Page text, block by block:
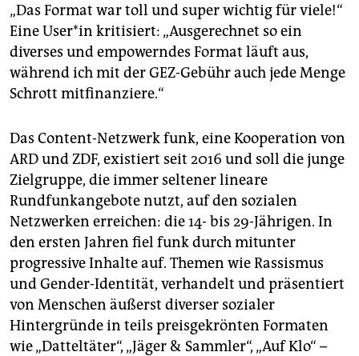
„Das Format war toll und super wichtig für viele!“
Eine User*in kritisiert: „Ausgerechnet so ein
diverses und empowerndes Format läuft aus,
während ich mit der GEZ-Gebühr auch jede Menge
Schrott mitfinanziere.“
Das Content-Netzwerk funk, eine Kooperation von
ARD und ZDF, existiert seit 2016 und soll die junge
Zielgruppe, die immer seltener lineare
Rundfunkangebote nutzt, auf den sozialen
Netzwerken erreichen: die 14- bis 29-Jährigen. In
den ersten Jahren fiel funk durch mitunter
progressive Inhalte auf. Themen wie Rassismus
und Gender-Identität, verhandelt und präsentiert
von Menschen äußerst diverser sozialer
Hintergründe in teils preisgekrönten Formaten
wie „Datteltäter“, „Jäger & Sammler“, „Auf Klo“ –